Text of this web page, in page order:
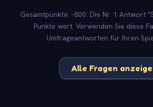
Gesamtpunkte: -800. Die Nr. 1 Antwort
Punkte wert. Verwenden Sie diese
Umfrageantworten für Ihren
Alle Fragen